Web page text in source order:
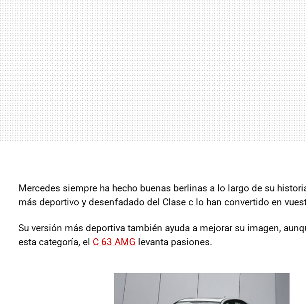
Mercedes siempre ha hecho buenas berlinas a lo largo de su
más deportivo y desenfadado del Clase c lo han convertido en
Su versión más deportiva también ayuda a mejorar su imagen,
esta categoría, el C 63 AMG levanta pasiones.